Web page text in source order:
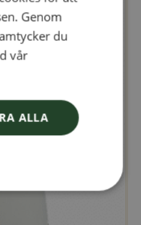
DANISH
Genom
du
vår
ALLA